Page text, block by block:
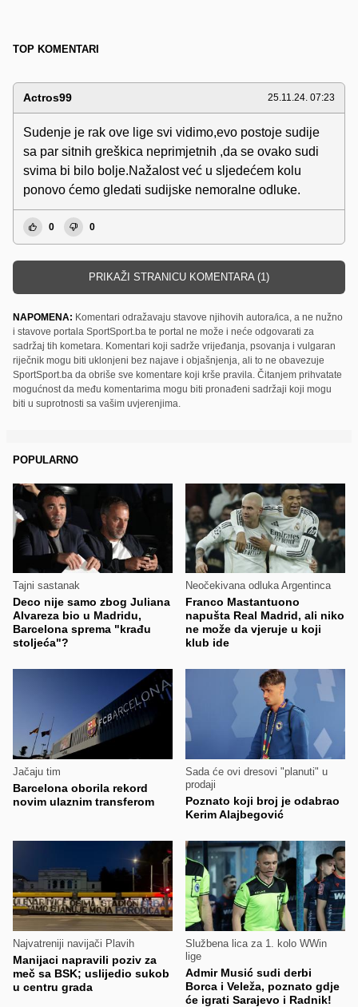
TOP KOMENTARI
Actros99 25.11.24. 07:23
Sudenje je rak ove lige svi vidimo,evo postoje sudije
sa par sitnih greškica neprimjetnih ,da se ovako sudi
svima bi bilo bolje.Nažalost već u sljedećem kolu
ponovo ćemo gledati sudijske nemoralne odluke.
0 0
PRIKAŽI STRANICU KOMENTARA (1)
NAPOMENA: Komentari odražavaju stavove njihovih autora/ica, a ne nužno
i stavove portala SportSport.ba te portal ne može i neće odgovarati za
sadržaj tih kometara. Komentari koji sadrže vrijeđanja, psovanja i vulgaran
riječnik mogu biti uklonjeni bez najave i objašnjenja, ali to ne obavezuje
SportSport.ba da obriše sve komentare koji krše pravila. Čitanjem prihvatate
mogućnost da među komentarima mogu biti pronađeni sadržaji koji mogu
biti u suprotnosti sa vašim uvjerenjima.
POPULARNO
Tajni sastanak
Deco nije samo zbog Juliana
Alvareza bio u Madridu,
Barcelona sprema "krađu
stoljeća"?
Neočekivana odluka Argentinca
Franco Mastantuono
napušta Real Madrid, ali niko
ne može da vjeruje u koji
klub ide
Jačaju tim
Barcelona oborila rekord
novim ulaznim transferom
Sada će ovi dresovi "planuti" u
prodaji
Poznato koji broj je odabrao
Kerim Alajbegović
Najvatreniji navijači Plavih
Manijaci napravili poziv za
meč sa BSK; uslijedio sukob
u centru grada
Službena lica za 1. kolo WWin
lige
Admir Musić sudi derbi
Borca i Veleža, poznato gdje
će igrati Sarajevo i Radnik!